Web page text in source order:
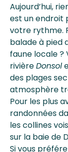
Aujourd’hui,
est un endroit
votre rythme.
balade à pied
faune locale ?
rivièreDonsol
des plages
atmosphère
Pour les plus
randonnées
les collines
sur la baie de
Si vous